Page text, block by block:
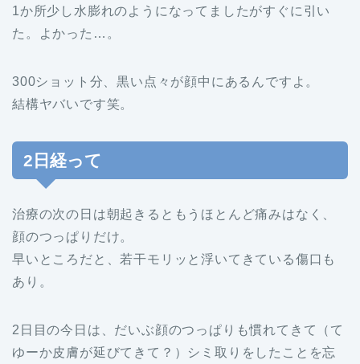
1か所少し水膨れのようになってましたがすぐに引い
た。よかった…。
300ショット分、黒い点々が顔中にあるんですよ。
結構ヤバいです笑。
2日経って
治療の次の日は朝起きるともうほとんど痛みはなく、
顔のつっぱりだけ。
早いところだと、若干モリッと浮いてきている傷口も
あり。
2日目の今日は、だいぶ顔のつっぱりも慣れてきて（て
ゆーか皮膚が延びてきて？）シミ取りをしたことを忘